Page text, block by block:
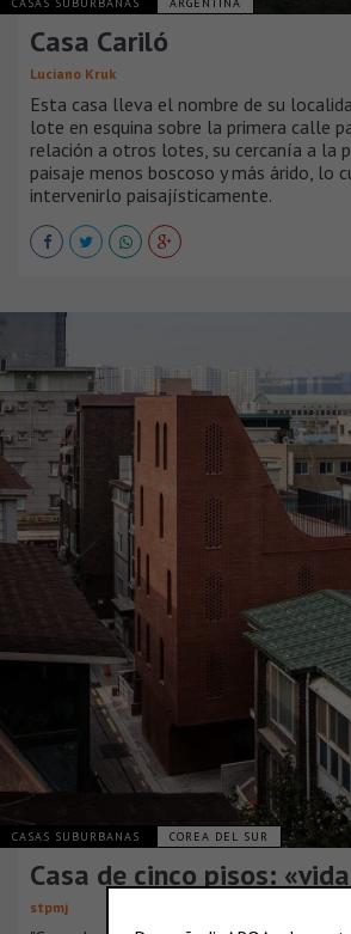
CASAS SUBURBANAS ARGENTINA
Casa Cariló
Luciano Kruk
Esta casa lleva el nombre de su
lote en esquina sobre la primera calle
relación a otros lotes, su cercanía a la
paisaje menos boscoso y más árido, lo
intervenirlo paisajísticamente.
CASAS SUBURBANAS COREA DEL SUR
Casa de cinco pisos:
stpmj